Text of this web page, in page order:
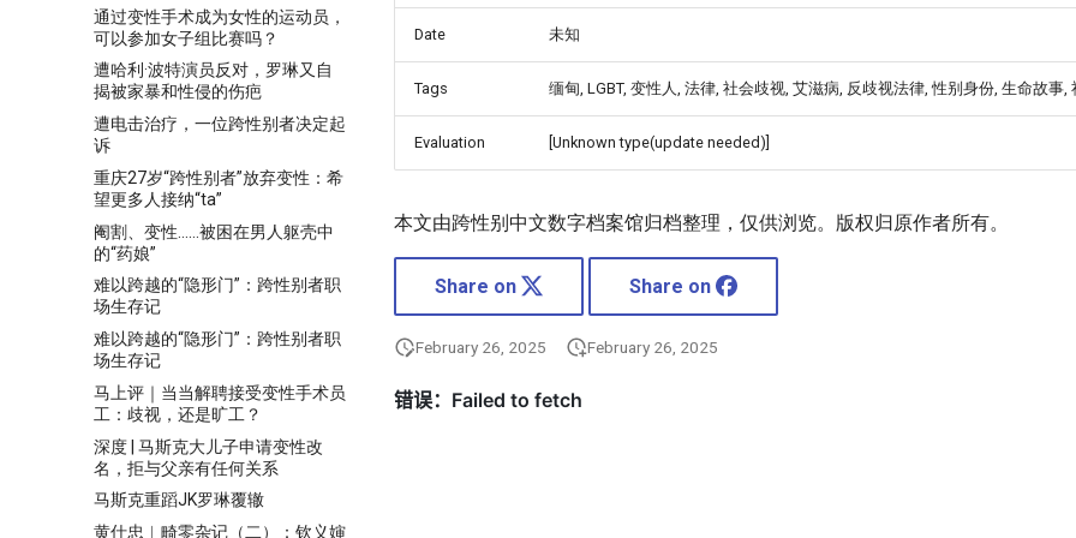
通过变性手术成为女性的运动员，
可以参加女子组比赛吗？
遭哈利·波特演员反对，罗琳又自
揭被家暴和性侵的伤疤
遭电击治疗，一位跨性别者决定起
诉
重庆27岁“跨性别者”放弃变性：希
望更多人接纳“ta”
阉割、变性……被困在男人躯壳中
的“药娘”
难以跨越的“隐形门”：跨性别者职
场生存记
难以跨越的“隐形门”：跨性别者职
场生存记
马上评｜当当解聘接受变性手术员
工：歧视，还是旷工？
深度 | 马斯克大儿子申请变性改
名，拒与父亲有任何关系
马斯克重蹈JK罗琳覆辙
黄仕忠︱畸零杂记（二）：钦义婶
Date 未知
Tags 缅甸, LGBT, 变性人, 法律, 社会歧视, 艾滋病, 反歧视法律, 性别身份, 生命故事,
Evaluation [Unknown type(update needed)]
本文由跨性别中文数字档案馆归档整理，仅供浏览。版权归原作者所有。
Share on Share on
February 26, 2025 February 26, 2025